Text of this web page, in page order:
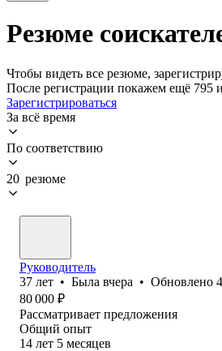
Резюме
Чтобы видеть все резюме,
После регистрации покажем ещё 795
Зарегистрироваться
За всё время
По соответствию
20 резюме
Руководитель
37 лет • Была вчера • Обновлено
80 000 ₽
Рассматривает предложения
Общий опыт
14 лет 5 месяцев